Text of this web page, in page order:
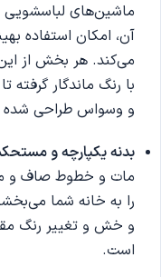
ماشین‌های لباسشویی
آن، امکان استفاده
می‌کند. هر بخش از
با رنگ ماندگار گرفته
و وسواس طراحی
بدنه یکپارچه و
مات و خطوط صاف و
را به خانه شما
و خش و تغییر رنگ
است.